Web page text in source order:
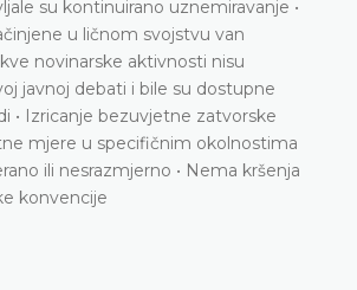
omalovažavanje određenih javnih
• Nema elemenata političke ili
i nema naznaka da je korišteni jezik
stilskoj, retoričkoj ili književnoj svrsi •
videa • Domaći sudovi proveli su
• Nema kršenja člana 10.
DETALJNIJE